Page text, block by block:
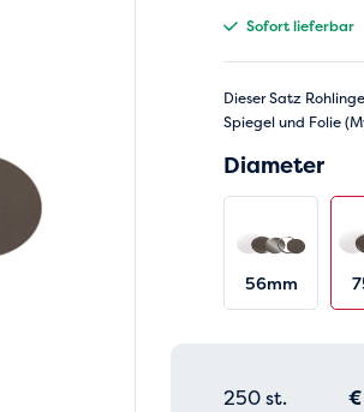
Sofort lieferbar
Dieser Satz
Spiegel und Folie
Diameter
56mm
250 st. €